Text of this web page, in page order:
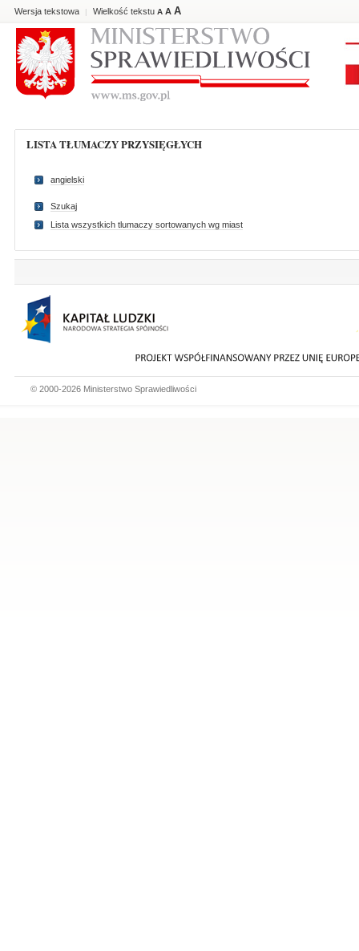
Wersja tekstowa | Wielkość tekstu A A A
LISTA TŁUMACZY PRZYSIĘGŁYCH
angielski
Szukaj
Lista wszystkich tlumaczy sortowanych wg miast
© 2000-2026 Ministerstwo Sprawiedliwości